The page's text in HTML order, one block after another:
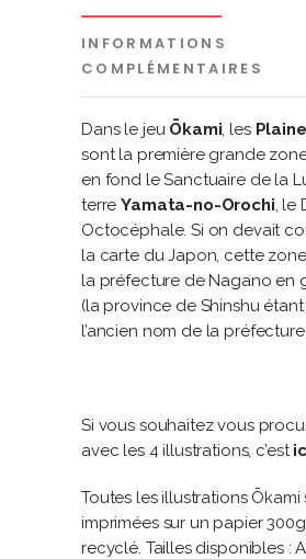
INFORMATIONS
COMPLÉMENTAIRES
Dans le jeu Ōkami, les
sont la première grande
en fond le Sanctuaire de la
terreYamata-no-Orochi, le
Octocéphale. Si on devait
la carte du Japon, cette zone
la préfecture de Nagano en
(la province de Shinshu étant
l’ancien nom de la
Si vous souhaitez vous
avec les 4 illustrations, c’est
Toutes les illustrations Ōkami
imprimées sur un papier
recyclé. Tailles disponibles :